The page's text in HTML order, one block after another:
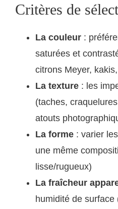
Critères de
La couleur :
saturées et
citrons Meyer,
La texture : les
(taches,
atouts
La forme : varier
une même
lisse/rugueux)
La fraîcheur
humidité de surface